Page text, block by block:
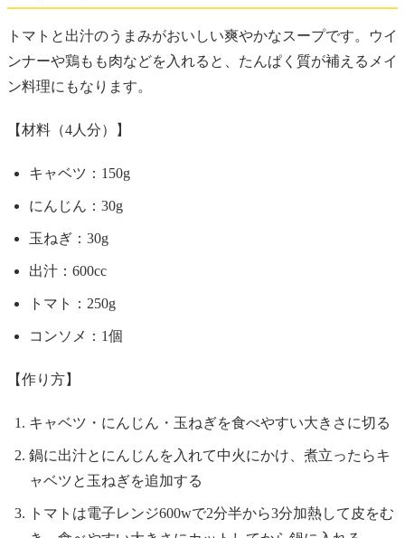
トマトと出汁のうまみがおいしい爽やかなスープです。ウイ
ンナーや鶏もも肉などを入れると、たんぱく質が補えるメイ
ン料理にもなります。
【材料（4人分）】
キャベツ：150g
にんじん：30g
玉ねぎ：30g
出汁：600cc
トマト：250g
コンソメ：1個
【作り方】
キャベツ・にんじん・玉ねぎを食べやすい大きさに切る
鍋に出汁とにんじんを入れて中火にかけ、煮立ったらキ
ャベツと玉ねぎを追加する
トマトは電子レンジ600wで2分半から3分加熱して皮をむ